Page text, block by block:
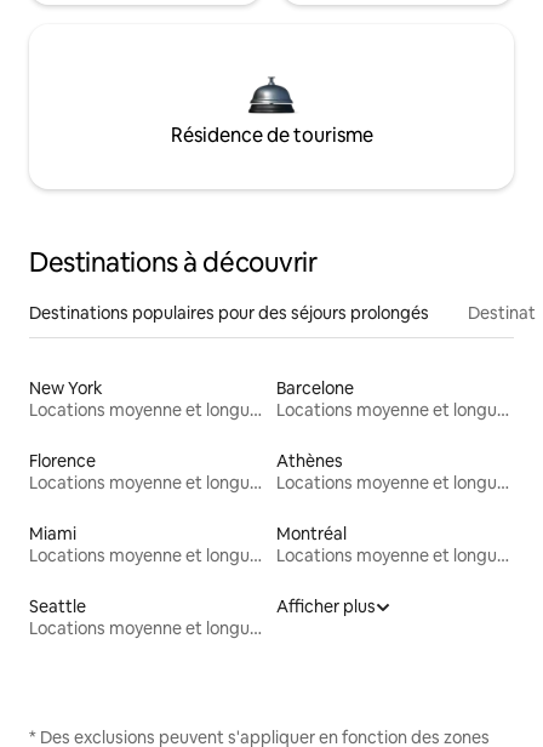
Résidence de tourisme
Destinations à découvrir
Destinations populaires pour des séjours prolongés
New York
Locations moyenne et longue durée
Barcelone
Locations moyenne et longue durée
Florence
Locations moyenne et longue durée
Athènes
Locations moyenne et longue durée
Miami
Locations moyenne et longue durée
Montréal
Locations moyenne et longue durée
Seattle
Locations moyenne et longue durée
Afficher plus
* Des exclusions peuvent s'appliquer en fonction des zones